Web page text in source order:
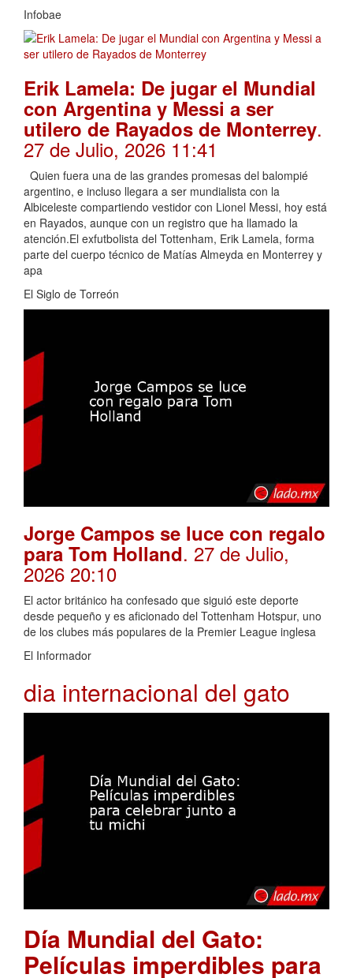
Infobae
Erik Lamela: De jugar el Mundial
con Argentina y Messi a ser
utilero de Rayados de Monterrey.
27 de Julio, 2026 11:41
Quien fuera una de las grandes promesas del balompié
argentino, e incluso llegara a ser mundialista con la
Albiceleste compartiendo vestidor con Lionel Messi, hoy está
en Rayados, aunque con un registro que ha llamado la
atención.El exfutbolista del Tottenham, Erik Lamela, forma
parte del cuerpo técnico de Matías Almeyda en Monterrey y
apa
El Siglo de Torreón
Jorge Campos se luce con regalo
para Tom Holland. 27 de Julio,
2026 20:10
El actor británico ha confesado que siguió este deporte
desde pequeño y es aficionado del Tottenham Hotspur, uno
de los clubes más populares de la Premier League inglesa
El Informador
dia internacional del gato
Día Mundial del Gato:
Películas imperdibles para